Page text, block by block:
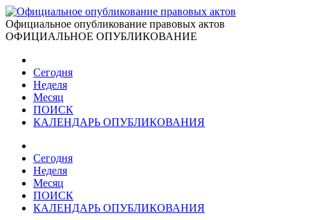
Официальное опубликование правовых актов
ОФИЦИАЛЬНОЕ ОПУБЛИКОВАНИЕ
Сегодня
Неделя
Месяц
ПОИСК
КАЛЕНДАРЬ ОПУБЛИКОВАНИЯ
Сегодня
Неделя
Месяц
ПОИСК
КАЛЕНДАРЬ ОПУБЛИКОВАНИЯ